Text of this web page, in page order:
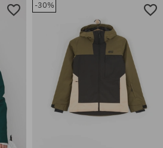
Mărimi existente:
-30%